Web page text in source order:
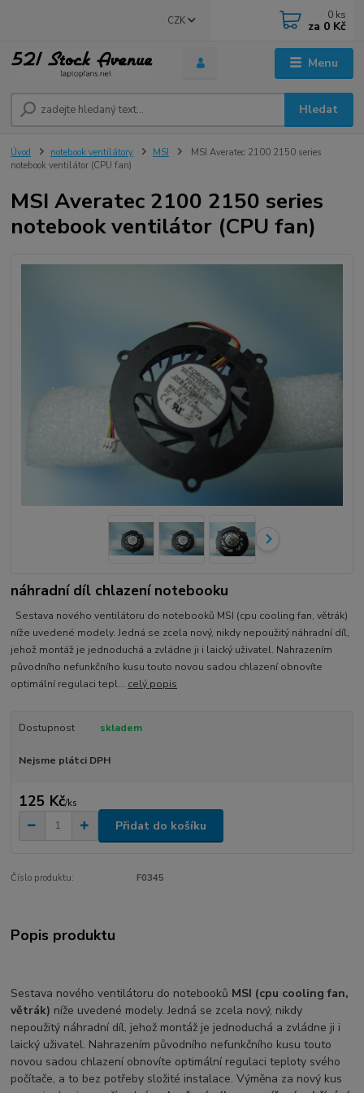
Menu
CZK
Hledat
0 ks
za 0 Kč
Úvod notebook ventilátory MSI
MSI Averatec 2100 2150 series
notebook ventilátor (CPU fan)
MSI Averatec 2100 2150 series
notebook ventilátor (CPU fan)
náhradní díl chlazení notebooku
Sestava nového ventilátoru do notebooků MSI (cpu cooling fan, větrák)
níže uvedené modely. Jedná se zcela nový, nikdy nepoužitý náhradní díl,
jehož montáž je jednoduchá a zvládne ji i laický uživatel. Nahrazením
původního nefunkčního kusu touto novou sadou chlazení obnovíte
optimální regulaci tepl... celý popis
Dostupnost skladem
Nejsme plátci DPH
125 Kč/ks
Přidat do košíku
Číslo produktu: F0345
Popis produktu
Sestava nového ventilátoru do notebooků MSI (cpu cooling fan,
větrák) níže uvedené modely. Jedná se zcela nový, nikdy
nepoužitý náhradní díl, jehož montáž je jednoduchá a zvládne ji i
laický uživatel. Nahrazením původního nefunkčního kusu touto
novou sadou chlazení obnovíte optimální regulaci teploty svého
počítače, a to bez potřeby složité instalace. Výměna za nový kus